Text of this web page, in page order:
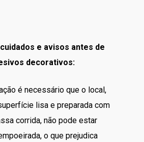
e avisos antes de
decorativos:
é necessário que o local,
lisa e preparada com
corrida, não pode estar
o que prejudica